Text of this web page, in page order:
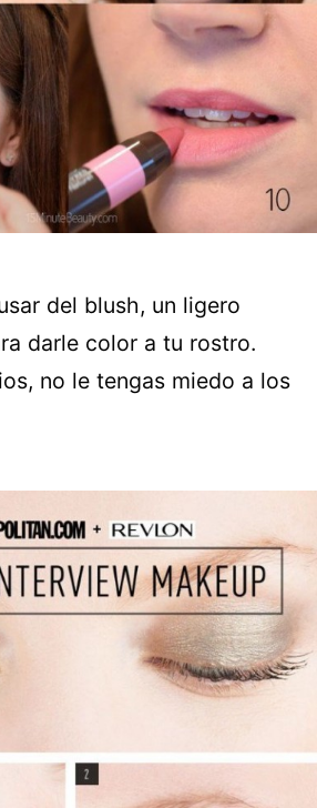
del blush, un ligero
darle color a tu rostro.
no le tengas miedo a los